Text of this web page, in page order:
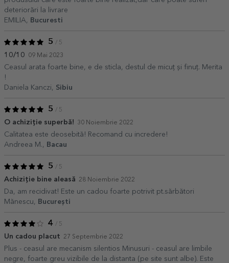
deteriorări la livrare
EMILIA,
Bucuresti
5 / 5
10/10 09 Mai 2023
Ceasul arata foarte bine, e de sticla, destul de micuț și finuț. Merita
!
Daniela Kanczi, Sibiu
5 / 5
O achiziție superbă! 30 Noiembrie 2022
Calitatea este deosebită! Recomand cu incredere!
Andreea M.,
Bacau
5 / 5
Achiziție bine aleasă 28 Noiembrie 2022
Da, am recidivat! Este un cadou foarte potrivit pt.sărbători
Mănescu,
București
4 / 5
Un cadou placut 27 Septembrie 2022
Plus - ceasul are mecanism silentios Minusuri - ceasul are limbile
negre, foarte greu vizibile de la distanta (pe site sunt albe). Este